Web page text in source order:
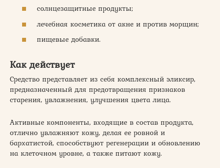
солнцезащитные продукты;
лечебная косметика от акне и против морщин;
пищевые добавки.
Как действует
Средство представляет из себя комплексный эликсир,
предназначенный для предотвращения признаков
старения, увлажнения, улучшения цвета лица.
Активные компоненты, входящие в состав продукта,
отлично увлажняют кожу, делая ее ровной и
бархатистой, способствуют регенерации и обновлению
на клеточном уровне, а также питают кожу.